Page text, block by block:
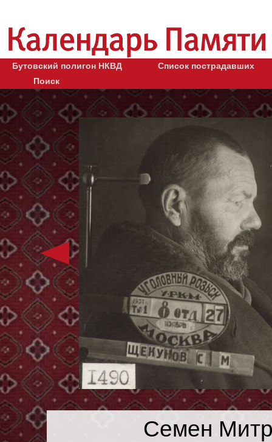
Бутовский полигон НКВД
Список пострадавших
Поиск
Семен